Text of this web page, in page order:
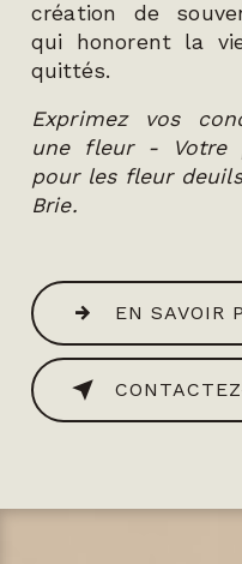
création de
qui honorent la
quittés.
Exprimez vos
une fleur - Votre
pour les fleur
Brie.
EN SAVOIR